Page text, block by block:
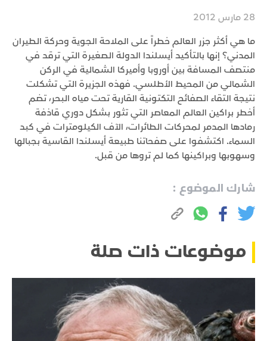
28 مارس 2012
ما هي أكثر جزر العالم خطراً على الملاحة الجوية وحركة الطيران
المدني؟ إنها بالتأكيد أيسلندا الدولة الصغيرة التي ترقد في
منتصف المسافة بين أوروبا وأميركا الشمالية في الركن
الشمالي من المحيط الأطلسي. فهذه الجزيرة التي تشكلت
نتيجة التقاء الصفائح التكتونية القارية تحت مياه البحر، تضم
أخطر براكين العالم المعاصر التي تثور بشكل دوري قاذفة
رمادها المدمر لمحركات الطائرات، الآف الكيلومترات في كبد
السماء. اكتشفوا على صفحاتنا طبيعة أيسلندا القاسية بجبالها
وسهوبها وبراكينها كما لم تروها من قبل.
شارك الموضوع :
موضوعات ذات صلة